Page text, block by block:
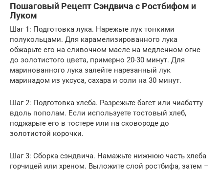
Пошаговый Рецепт Сэндвича с Ростбифом и
Луком
Шаг 1: Подготовка лука. Нарежьте лук тонкими
полукольцами. Для карамелизированного лука
обжарьте его на сливочном масле на медленном огне
до золотистого цвета, примерно 20-30 минут. Для
маринованного лука залейте нарезанный лук
маринадом из уксуса, сахара и соли на 30 минут.
Шаг 2: Подготовка хлеба. Разрежьте багет или чиабатту
вдоль пополам. Если используете тостовый хлеб,
поджарьте его в тостере или на сковороде до
золотистой корочки.
Шаг 3: Сборка сэндвича. Намажьте нижнюю часть хлеба
горчицей или хреном. Выложите слой ростбифа, затем –